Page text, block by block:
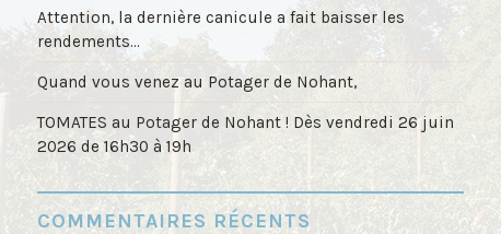
Attention, la dernière canicule a fait baisser les
rendements…
Quand vous venez au Potager de Nohant,
TOMATES au Potager de Nohant ! Dès vendredi 26 juin
2026 de 16h30 à 19h
COMMENTAIRES RÉCENTS